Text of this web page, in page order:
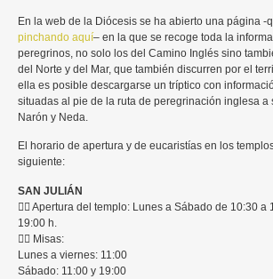
En la web de la Diócesis se ha abierto una página -
pinchando aquí– en la que se recoge toda la
peregrinos, no solo los del Camino Inglés sino
del Norte y del Mar, que también discurren por el
ella es posible descargarse un tríptico con
situadas al pie de la ruta de peregrinación inglesa a
Narón y Neda.
El horario de apertura y de eucaristías en los
siguiente:
SAN JULIÁN
👉🏼 Apertura del templo: Lunes a Sábado de 10:30 a
19:00 h.
👉🏼 Misas:
Lunes a viernes: 11:00
Sábado: 11:00 y 19:00